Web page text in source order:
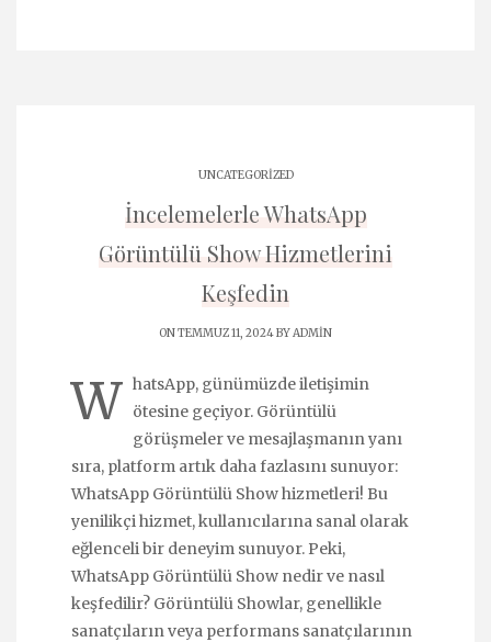
UNCATEGORIZED
İncelemelerle WhatsApp
Görüntülü Show Hizmetlerini
Keşfedin
ON TEMMUZ 11, 2024 BYADMIN
W hatsApp, günümüzde iletişimin
ötesine geçiyor. Görüntülü
görüşmeler ve mesajlaşmanın yanı
sıra, platform artık daha fazlasını sunuyor:
WhatsApp Görüntülü Show hizmetleri! Bu
yenilikçi hizmet, kullanıcılarına sanal olarak
eğlenceli bir deneyim sunuyor. Peki,
WhatsApp Görüntülü Show nedir ve nasıl
keşfedilir? Görüntülü Showlar, genellikle
sanatçıların veya performans sanatçılarının